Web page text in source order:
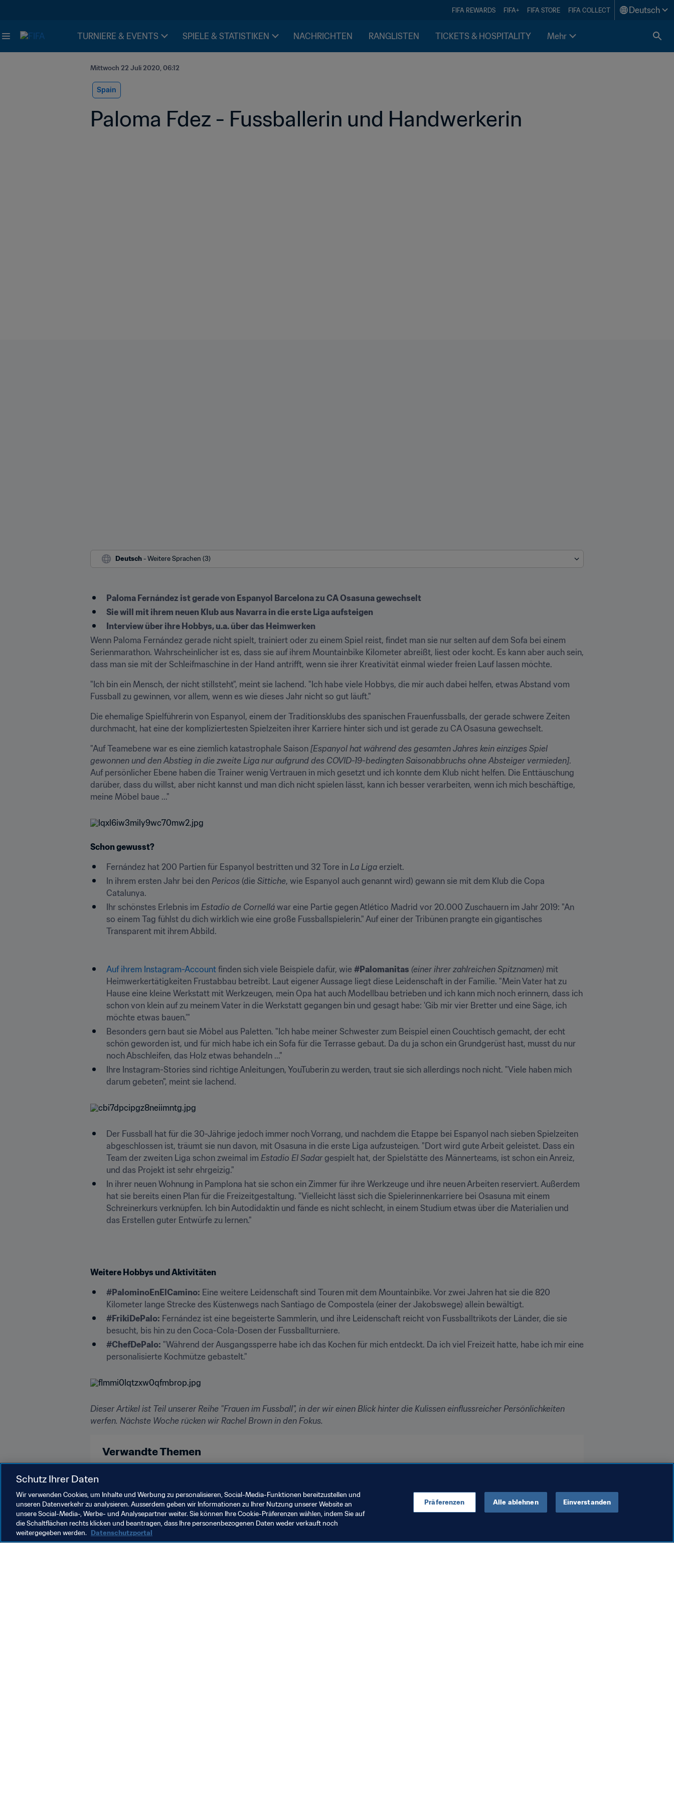
FIFA REWARDS FIFA+ FIFA STORE FIFA COLLECT Deutsch
TURNIERE & EVENTS SPIELE & STATISTIKEN NACHRICHTEN RANGLISTEN TICKETS & HOSPITALITY Mehr
Mittwoch 22 Juli 2020, 06:12
Spain
Paloma Fdez - Fussballerin und Handwerkerin
Deutsch - Weitere Sprachen (3)
Paloma Fernández ist gerade von Espanyol Barcelona zu CA Osasuna gewechselt
Sie will mit ihrem neuen Klub aus Navarra in die erste Liga aufsteigen
Interview über ihre Hobbys, u.a. über das Heimwerken
Wenn Paloma Fernández gerade nicht spielt, trainiert oder zu einem Spiel reist, findet man sie nur selten auf dem Sofa bei einem
Serienmarathon. Wahrscheinlicher ist es, dass sie auf ihrem Mountainbike Kilometer abreißt, liest oder kocht. Es kann aber auch sein,
dass man sie mit der Schleifmaschine in der Hand antrifft, wenn sie ihrer Kreativität einmal wieder freien Lauf lassen möchte.
"Ich bin ein Mensch, der nicht stillsteht", meint sie lachend. "Ich habe viele Hobbys, die mir auch dabei helfen, etwas Abstand vom
Fussball zu gewinnen, vor allem, wenn es wie dieses Jahr nicht so gut läuft."
Die ehemalige Spielführerin von Espanyol, einem der Traditionsklubs des spanischen Frauenfussballs, der gerade schwere Zeiten
durchmacht, hat eine der kompliziertesten Spielzeiten ihrer Karriere hinter sich und ist gerade zu CA Osasuna gewechselt.
"Auf Teamebene war es eine ziemlich katastrophale Saison [Espanyol hat während des gesamten Jahres kein einziges Spiel
gewonnen und den Abstieg in die zweite Liga nur aufgrund des COVID-19-bedingten Saisonabbruchs ohne Absteiger vermieden].
Auf persönlicher Ebene haben die Trainer wenig Vertrauen in mich gesetzt und ich konnte dem Klub nicht helfen. Die Enttäuschung
darüber, dass du willst, aber nicht kannst und man dich nicht spielen lässt, kann ich besser verarbeiten, wenn ich mich beschäftige,
meine Möbel baue ..."
Schon gewusst?
Fernández hat 200 Partien für Espanyol bestritten und 32 Tore in La Liga erzielt.
In ihrem ersten Jahr bei den Pericos (die Sittiche, wie Espanyol auch genannt wird) gewann sie mit dem Klub die Copa
Catalunya.
Ihr schönstes Erlebnis im Estadio de Cornellá war eine Partie gegen Atlético Madrid vor 20.000 Zuschauern im Jahr 2019: "An
so einem Tag fühlst du dich wirklich wie eine große Fussballspielerin." Auf einer der Tribünen prangte ein gigantisches
Transparent mit ihrem Abbild.
Auf ihrem Instagram-Account finden sich viele Beispiele dafür, wie #Palomanitas (einer ihrer zahlreichen Spitznamen) mit
Heimwerkertätigkeiten Frustabbau betreibt. Laut eigener Aussage liegt diese Leidenschaft in der Familie. "Mein Vater hat zu
Hause eine kleine Werkstatt mit Werkzeugen, mein Opa hat auch Modellbau betrieben und ich kann mich noch erinnern, dass ich
schon von klein auf zu meinem Vater in die Werkstatt gegangen bin und gesagt habe: 'Gib mir vier Bretter und eine Säge, ich
möchte etwas bauen.'"
Besonders gern baut sie Möbel aus Paletten. "Ich habe meiner Schwester zum Beispiel einen Couchtisch gemacht, der echt
schön geworden ist, und für mich habe ich ein Sofa für die Terrasse gebaut. Da du ja schon ein Grundgerüst hast, musst du nur
noch Abschleifen, das Holz etwas behandeln ..."
Ihre Instagram-Stories sind richtige Anleitungen, YouTuberin zu werden, traut sie sich allerdings noch nicht. "Viele haben mich
darum gebeten", meint sie lachend.
Der Fussball hat für die 30-Jährige jedoch immer noch Vorrang, und nachdem die Etappe bei Espanyol nach sieben Spielzeiten
abgeschlossen ist, träumt sie nun davon, mit Osasuna in die erste Liga aufzusteigen. "Dort wird gute Arbeit geleistet. Dass ein
Team der zweiten Liga schon zweimal im Estadio El Sadar gespielt hat, der Spielstätte des Männerteams, ist schon ein Anreiz,
und das Projekt ist sehr ehrgeizig."
In ihrer neuen Wohnung in Pamplona hat sie schon ein Zimmer für ihre Werkzeuge und ihre neuen Arbeiten reserviert. Außerdem
hat sie bereits einen Plan für die Freizeitgestaltung. "Vielleicht lässt sich die Spielerinnenkarriere bei Osasuna mit einem
Schreinerkurs verknüpfen. Ich bin Autodidaktin und fände es nicht schlecht, in einem Studium etwas über die Materialien und
das Erstellen guter Entwürfe zu lernen."
Weitere Hobbys und Aktivitäten
#PalominoEnElCamino: Eine weitere Leidenschaft sind Touren mit dem Mountainbike. Vor zwei Jahren hat sie die 820
Kilometer lange Strecke des Küstenwegs nach Santiago de Compostela (einer der Jakobswege) allein bewältigt.
#FrikiDePalo: Fernández ist eine begeisterte Sammlerin, und ihre Leidenschaft reicht von Fussballtrikots der Länder, die sie
besucht, bis hin zu den Coca-Cola-Dosen der Fussballturniere.
#ChefDePalo: "Während der Ausgangssperre habe ich das Kochen für mich entdeckt. Da ich viel Freizeit hatte, habe ich mir eine
personalisierte Kochmütze gebastelt."
Dieser Artikel ist Teil unserer Reihe "Frauen im Fussball", in der wir einen Blick hinter die Kulissen einflussreicher Persönlichkeiten
werfen. Nächste Woche rücken wir Rachel Brown in den Fokus.
Verwandte Themen
Schutz Ihrer Daten
Wir verwenden Cookies, um Inhalte und Werbung zu personalisieren, Social-Media-Funktionen bereitzustellen und
unseren Datenverkehr zu analysieren. Ausserdem geben wir Informationen zu Ihrer Nutzung unserer Website an
unsere Social-Media-, Werbe- und Analysepartner weiter. Sie können Ihre Cookie-Präferenzen wählen, indem Sie auf
die Schaltflächen rechts klicken und beantragen, dass Ihre personenbezogenen Daten weder verkauft noch
weitergegeben werden. Datenschutzportal
Präferenzen Alle ablehnen Einverstanden